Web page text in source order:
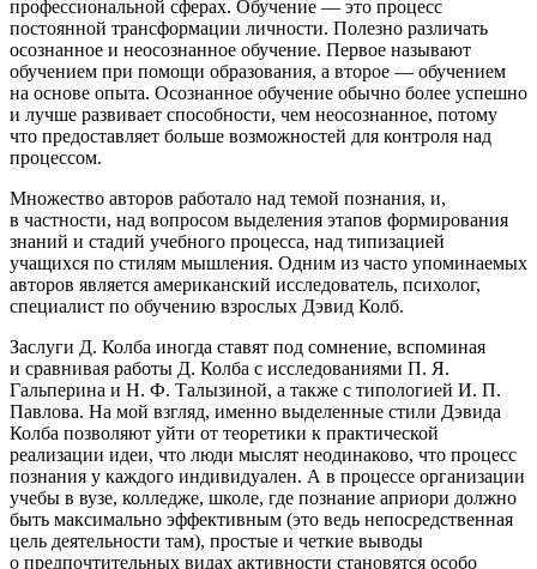
профессиональной сферах. Обучение — это процесс
постоянной трансформации личности. Полезно различать
осознанное и неосознанное обучение. Первое называют
обучением при помощи образования, а второе — обучением
на основе опыта. Осознанное обучение обычно более успешно
и лучше развивает способности, чем неосознанное, потому
что предоставляет больше возможностей для контроля над
процессом.
Множество авторов работало над темой познания, и,
в частности, над вопросом выделения этапов формирования
знаний и стадий учебного процесса, над типизацией
учащихся по стилям мышления. Одним из часто упоминаемых
авторов является американский исследователь, психолог,
специалист по обучению взрослых Дэвид Колб.
Заслуги Д. Колба иногда ставят под сомнение, вспоминая
и сравнивая работы Д. Колба с исследованиями П. Я.
Гальперина и Н. Ф. Талызиной, а также с типологией И. П.
Павлова. На мой взгляд, именно выделенные стили Дэвида
Колба позволяют уйти от теоретики к практической
реализации идеи, что люди мыслят неодинаково, что процесс
познания у каждого индивидуален. А в процессе организации
учебы в вузе, колледже, школе, где познание априори должно
быть максимально эффективным (это ведь непосредственная
цель деятельности там), простые и четкие выводы
о предпочтительных видах активности становятся особо